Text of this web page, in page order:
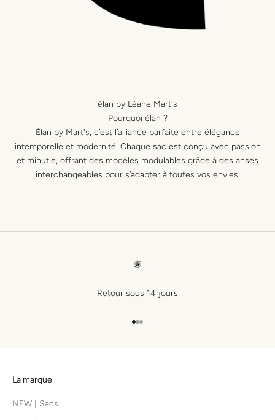
élan by Léane Mart's
Pourquoi élan ?
Élan by Mart's, c’est l’alliance parfaite entre élégance
intemporelle et modernité. Chaque sac est conçu avec passion
et minutie, offrant des modèles modulables grâce à des anses
interchangeables pour s’adapter à toutes vos envies.
Retour sous 14 jours
Aller à l'élément 1
Aller à l'élément 2
Aller à l'élément 3
La marque
NEW | Sacs